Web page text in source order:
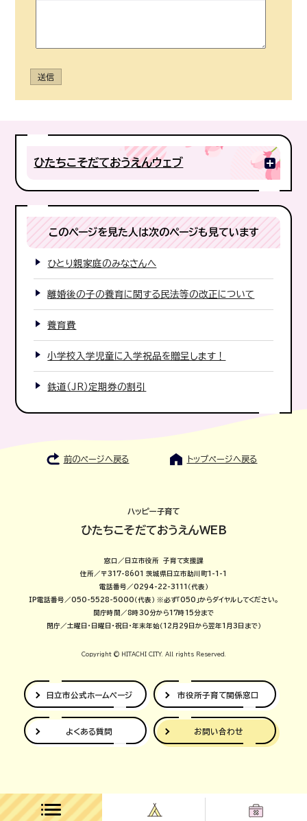
送信
ひたちこそだておうえんウェブ
このページを見た人は次のページも見ています
ひとり親家庭のみなさんへ
離婚後の子の養育に関する民法等の改正について
養育費
小学校入学児童に入学祝品を贈呈します！
鉄道（JR）定期券の割引
前のページへ戻る トップページへ戻る
ハッピー子育て
ひたちこそだておうえんWEB
窓口／日立市役所 子育て支援課
住所／〒317-8601 茨城県日立市助川町1-1-1
電話番号／0294-22-3111（代表）
IP電話番号／050-5528-5000（代表） ※必ず「050」からダイヤルしてください。
開庁時間／8時30分から17時15分まで
閉庁／土曜日・日曜日・祝日・年末年始（12月29日から翌年1月3日まで）
Copyright © HITACHI CITY. All rights Reserved.
日立市公式ホームページ 市役所子育て関係窓口
よくある質問 お問い合わせ